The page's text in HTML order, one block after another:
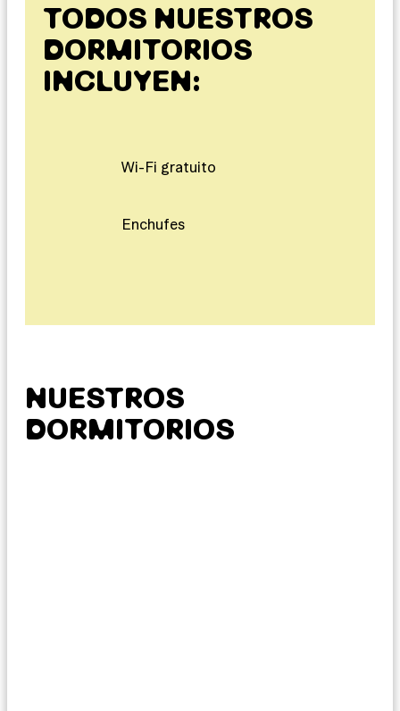
TODOS NUESTROS
DORMITORIOS
INCLUYEN:
Wi-Fi gratuito
Enchufes
NUESTROS
DORMITORIOS